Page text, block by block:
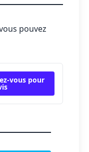
pouvez
vous pour